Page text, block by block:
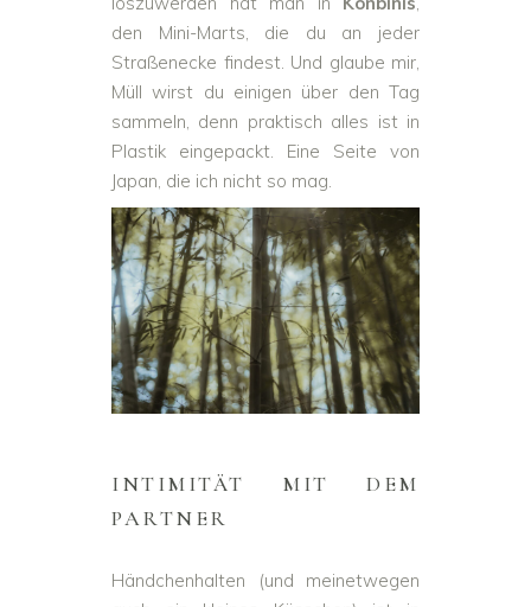
den Mini-Marts, die du an jeder
Straßenecke findest. Und glaube mir,
Müll wirst du einigen über den Tag
sammeln, denn praktisch alles ist in
Plastik eingepackt. Eine Seite von
Japan, die ich nicht so mag.
INTIMITÄT MIT DEM
PARTNER
Händchenhalten (und meinetwegen